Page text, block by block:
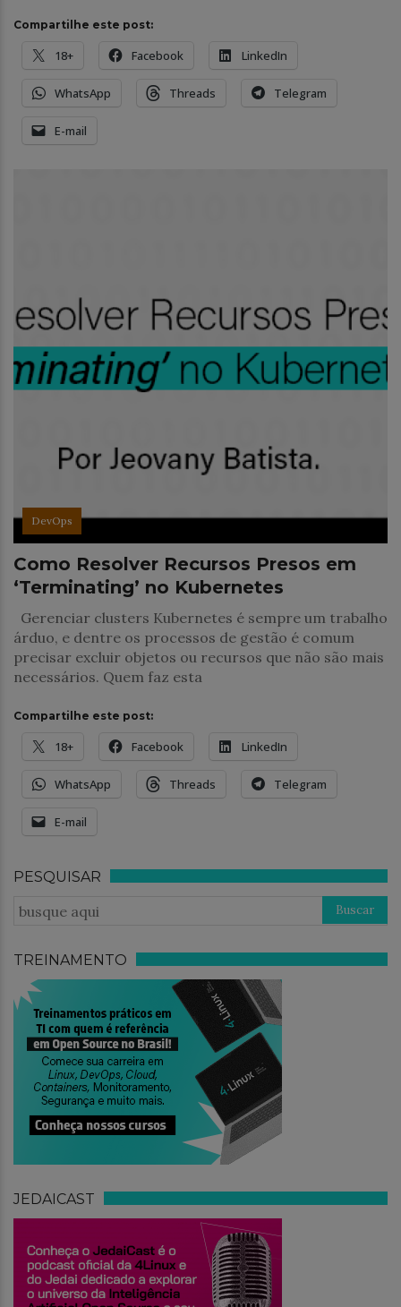
Compartilhe este post:
18+ Facebook LinkedIn
WhatsApp Threads Telegram
E-mail
DevOps
Como Resolver Recursos Presos em
‘Terminating’ no Kubernetes
Gerenciar clusters Kubernetes é sempre um trabalho
árduo, e dentre os processos de gestão é comum
precisar excluir objetos ou recursos que não são mais
necessários. Quem faz esta
Compartilhe este post:
18+ Facebook LinkedIn
WhatsApp Threads Telegram
E-mail
PESQUISAR
TREINAMENTO
JEDAICAST